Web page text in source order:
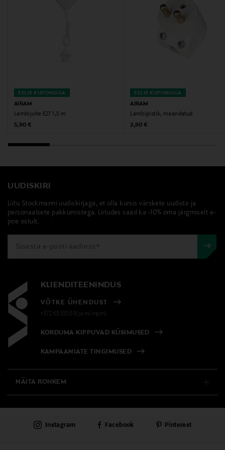
EELIS KUPONGIGA
AIRAM
Lambijuhe E27 1,5 m
Original Price
5,90 €
EELIS KUPONGIGA
AIRAM
Lambipistik, maandatud
Original Price
2,90 €
UUDISKIRI
Liitu Stockmanni uudiskirjaga, et olla kursis värskete uudiste ja
personaalsete pakkumistega. Liitudes saad ka -10% oma järgmiselt e-
poe ostult.
KLIENDITEENINDUS
VÕTKE ÜHENDUST
+372 6339539(pvm/mpm)
KORDUMA KIPPUVAD KÜSIMUSED
KAMPAANIATE TINGIMUSED
NÄITA ROHKEM
PÜSIKLIENDITEENINDUS
Instagram Facebook Pinterest